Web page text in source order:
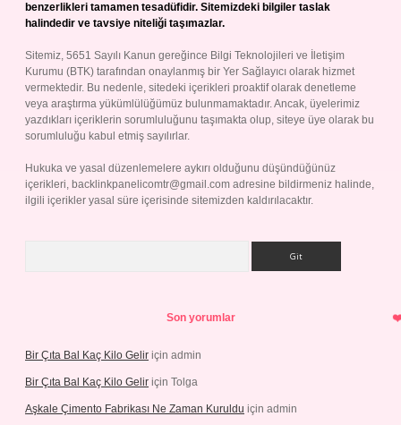
benzerlikleri tamamen tesadüfidir. Sitemizdeki bilgiler taslak
halindedir ve tavsiye niteliği taşımazlar.
Sitemiz, 5651 Sayılı Kanun gereğince Bilgi Teknolojileri ve İletişim
Kurumu (BTK) tarafından onaylanmış bir Yer Sağlayıcı olarak hizmet
vermektedir. Bu nedenle, sitedeki içerikleri proaktif olarak denetleme
veya araştırma yükümlülüğümüz bulunmamaktadır. Ancak, üyelerimiz
yazdıkları içeriklerin sorumluluğunu taşımakta olup, siteye üye olarak bu
sorumluluğu kabul etmiş sayılırlar.
Hukuka ve yasal düzenlemelere aykırı olduğunu düşündüğünüz
içerikleri, backlinkpanelicomtr@gmail.com adresine bildirmeniz halinde,
ilgili içerikler yasal süre içerisinde sitemizden kaldırılacaktır.
Son yorumlar
Bir Çıta Bal Kaç Kilo Gelir için admin
Bir Çıta Bal Kaç Kilo Gelir için Tolga
Aşkale Çimento Fabrikası Ne Zaman Kuruldu için admin